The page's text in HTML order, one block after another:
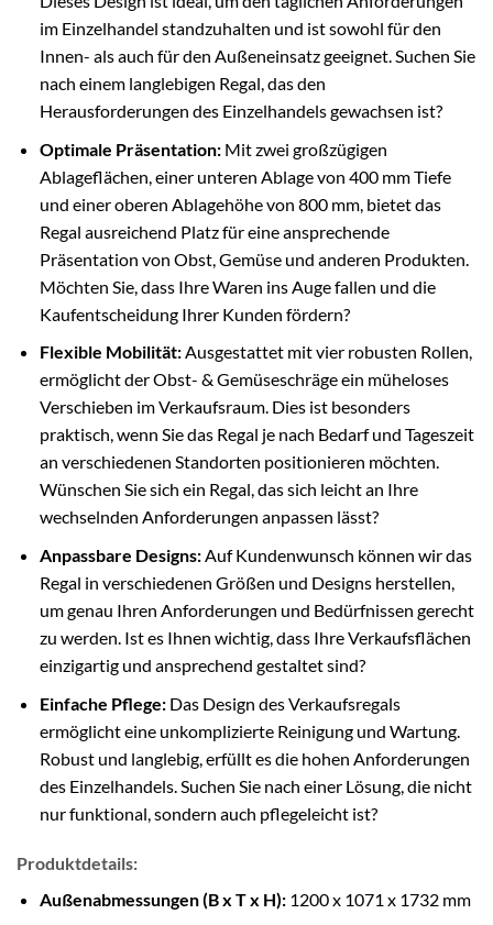
im Einzelhandel standzuhalten und ist sowohl für den
Innen- als auch für den Außeneinsatz geeignet. Suchen Sie
nach einem langlebigen Regal, das den
Herausforderungen des Einzelhandels gewachsen ist?
Optimale Präsentation:Mit zwei großzügigen
Ablageflächen, einer unteren Ablage von 400 mm Tiefe
und einer oberen Ablagehöhe von 800 mm, bietet das
Regal ausreichend Platz für eine ansprechende
Präsentation von Obst, Gemüse und anderen Produkten.
Möchten Sie, dass Ihre Waren ins Auge fallen und die
Kaufentscheidung Ihrer Kunden fördern?
Flexible Mobilität:Ausgestattet mit vier robusten Rollen,
ermöglicht der Obst- & Gemüseschräge ein müheloses
Verschieben im Verkaufsraum. Dies ist besonders
praktisch, wenn Sie das Regal je nach Bedarf und Tageszeit
an verschiedenen Standorten positionieren möchten.
Wünschen Sie sich ein Regal, das sich leicht an Ihre
wechselnden Anforderungen anpassen lässt?
Anpassbare Designs:Auf Kundenwunsch können wir das
Regal in verschiedenen Größen und Designs herstellen,
um genau Ihren Anforderungen und Bedürfnissen gerecht
zu werden. Ist es Ihnen wichtig, dass Ihre Verkaufsflächen
einzigartig und ansprechend gestaltet sind?
Einfache Pflege:Das Design des Verkaufsregals
ermöglicht eine unkomplizierte Reinigung und Wartung.
Robust und langlebig, erfüllt es die hohen Anforderungen
des Einzelhandels. Suchen Sie nach einer Lösung, die nicht
nur funktional, sondern auch pflegeleicht ist?
Produktdetails:
Außenabmessungen (B x T x H):1200 x 1071 x 1732 mm